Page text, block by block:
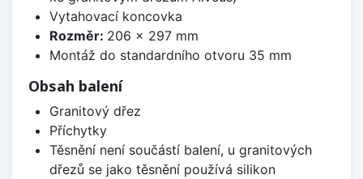
Vytahovací koncovka
Rozměr: 206 x 297 mm
Montáž do standardního otvoru 35 mm
Obsah balení
Granitový dřez
Příchytky
Těsnění není součástí balení, u granitových
dřezů se jako těsnění používá silikon